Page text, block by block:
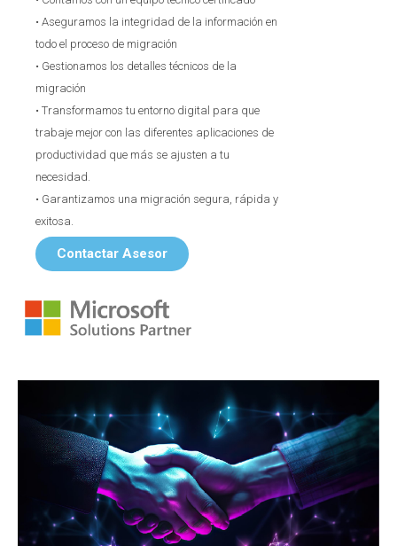
• Aseguramos la integridad de la información en
todo el proceso de migración​
• Gestionamos los detalles técnicos de la
migración​
• Transformamos tu entorno digital para que
trabaje mejor con las diferentes aplicaciones de
productividad que más se ajusten a tu
necesidad.​
• Garantizamos una migración segura, rápida y
exitosa.​
Contactar Asesor